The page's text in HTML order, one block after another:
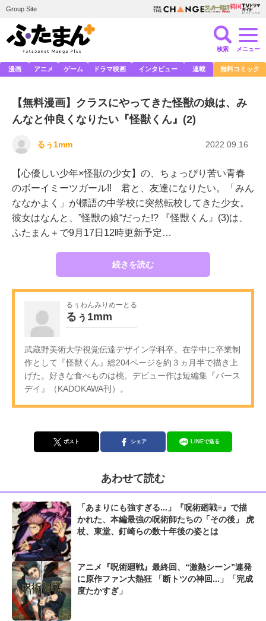
Group Site
検索 メニュー
漫画 アニメ ゲーム ドラマ映画 インタビュー 連載 無料コミック
【無料漫画】クラスにやってきた怪獣の娘は、み
んなと仲良くなりたい『怪獣くん』(2)
るぅ1mm 2022.09.16
【心優しい少年×怪獣の少女】の、ちょっぴり苦い青春
のボーイミーツガール!! 君と、友達になりたい。「みん
ななかよく」が標語の中学校に突然転校してきた少女。
彼女はなんと、”怪獣の娘“だった!? 『怪獣くん』(3)は、
ふたまん＋で9月17日12時更新予定…
続きを読む
るぅわんみりめーとる
るぅ1mm
武蔵野美術大学視覚伝達デザイン学科卒。在学中に卒業制
作として『怪獣くん』総204ページを約３ヵ月半で描き上
げた。好きな食べものは桃。デビュー作は短編集『バース
デイ』（KADOKAWA刊）。
ポスト シェア LINEで送る
あわせて読む
「あまりにも強すぎる...」『呪術廻戦≡』で描
かれた、本編最強の呪術師たちの「その後」 虎
杖、東堂、釘崎らの数十年後の姿とは
アニメ『呪術廻戦』最終回、“激熱シーン”連発
に原作ファン大熱狂 「断トツの神回...」「完成
度たかすぎ」